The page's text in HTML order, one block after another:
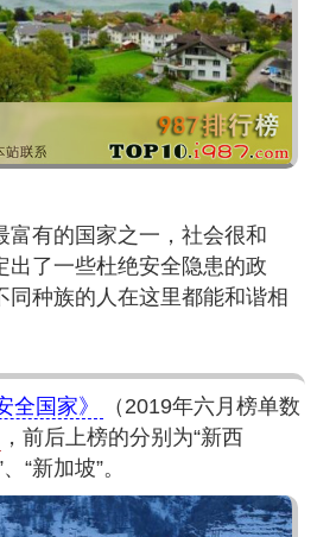
富有的国家之一，社会很和
出了一些杜绝安全隐患的政
同种族的人在这里都能和谐相
全国家》
（2019年六月榜单数
，前后上榜的分别为“新西
“新加坡”。